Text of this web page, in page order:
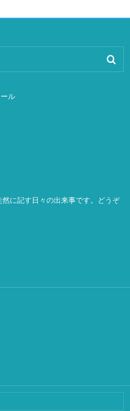
ル
に記す日々の出来事です。どうぞ